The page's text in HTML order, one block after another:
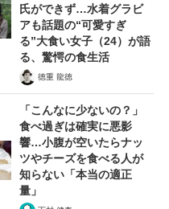
91...
氏ができず…水着グラビ
アも話題の“可愛すぎ
る”大食い女子（24）が語
る、驚愕の食生活
徳重 龍徳
「こんなに少ないの？」
食べ過ぎは確実に悪影
響…小腹が空いたらナッ
ツやチーズを食べる人が
知らない「本当の適正
量」